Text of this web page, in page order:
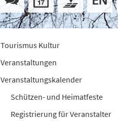
Tourismus Kultur
Veranstaltungen
Veranstaltungskalender
Schützen- und Heimatfeste
Registrierung für Veranstalter